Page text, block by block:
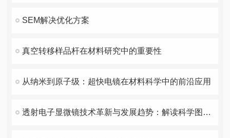
SEM解决优化方案
真空转移样品杆在材料研究中的重要性
从纳米到原子级：超快电镜在材料科学中的前沿应用
透射电子显微镜技术革新与发展趋势：解读科学图像的奥秘